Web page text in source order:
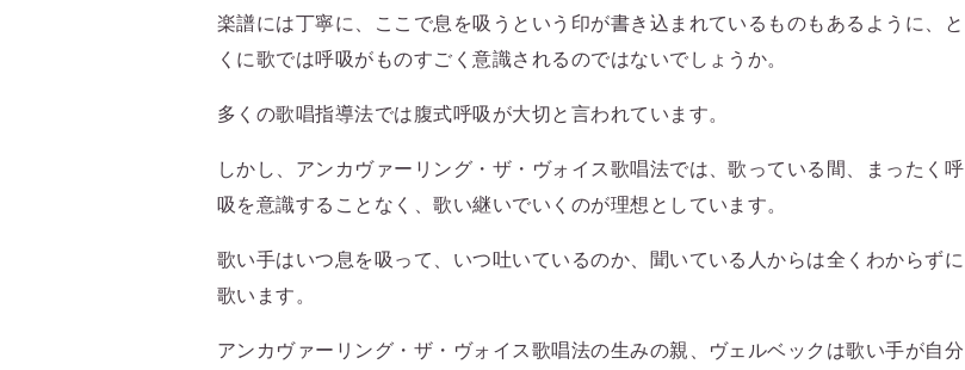
楽譜には丁寧に、ここで息を吸うという印が書き込まれているものもあるように、と
くに歌では呼吸がものすごく意識されるのではないでしょうか。
多くの歌唱指導法では腹式呼吸が大切と言われています。
しかし、アンカヴァーリング・ザ・ヴォイス歌唱法では、歌っている間、まったく呼
吸を意識することなく、歌い継いでいくのが理想としています。
歌い手はいつ息を吸って、いつ吐いているのか、聞いている人からは全くわからずに
歌います。
アンカヴァーリング・ザ・ヴォイス歌唱法の生みの親、ヴェルベックは歌い手が自分